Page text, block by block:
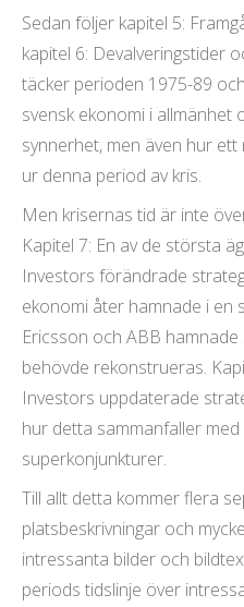
Sedan följer kapitel 5:
kapitel 6: Devalveringstider
täcker perioden 1975-89
svensk ekonomi i allmänhet
synnerhet, men även hur
ur denna period av kris.
Men krisernas tid är inte
Kapitel 7: En av de största
Investors förändrade
ekonomi åter hamnade i en
Ericsson och ABB
behövde rekonstrueras.
Investors uppdaterade
hur detta sammanfaller
superkonjunkturer.
Till allt detta kommer flera
platsbeskrivningar och
intressanta bilder och
periods tidslinje över